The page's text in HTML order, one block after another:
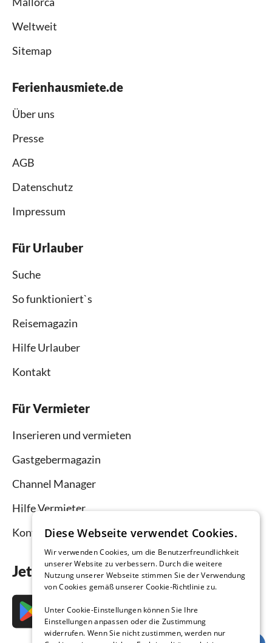
Weltweit
Sitemap
Ferienhausmiete.de
Über uns
Presse
AGB
Datenschutz
Impressum
Für Urlauber
Suche
So funktioniert`s
Reisemagazin
Hilfe Urlauber
Kontakt
Für Vermieter
Inserieren und vermieten
Gastgebermagazin
Channel Manager
Hilfe Vermieter
Kontakt
Jetzt die App downloaden
Diese Webseite verwendet Cookies.
Wir verwenden Cookies, um die Benutzerfreundlichkeit
unserer Website zu verbessern. Durch die weitere
Nutzung unserer Webseite stimmen Sie der Verwendung
von Cookies gemäß unserer Cookie-Richtlinie zu.
Unter Cookie-Einstellungen können Sie Ihre
Einstellungen anpassen oder die Zustimmung
widerrufen. Wenn Sie nicht zustimmen, werden nur